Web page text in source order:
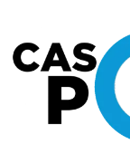
content